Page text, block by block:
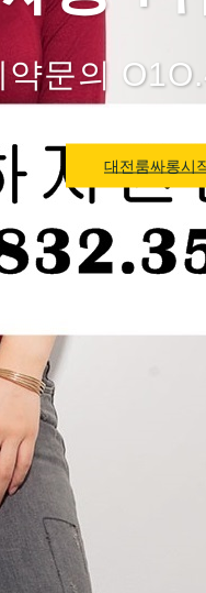
약문의
대전룸싸롱시